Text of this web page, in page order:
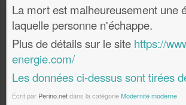
La mort est malheureusement une
laquelle personne n'échappe.
Plus de détails sur le site https://
energie.com/
Les données ci-dessus sont tirées
Écrit par Perino.netdans la catégorieModernité moderne